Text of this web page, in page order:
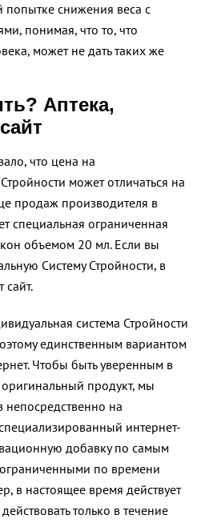
снижения веса с
понимая, что то, что
может не дать таких же
Аптека,
что цена на
может отличаться на
продаж производителя в
специальная ограниченная
объемом 20 мл. Если вы
Систему Стройности, в
сайт.
система Стройности
единственным вариантом
Чтобы быть уверенным в
продукт, мы
непосредственно на
интернет-
добавку по самым
по времени
в настоящее время действует
только в течение